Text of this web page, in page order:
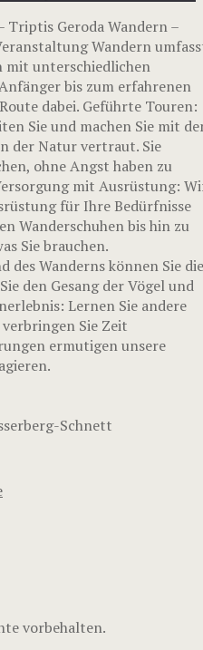
Triptis Geroda Wandern –
Wandern
mit unterschiedlichen
bis zum erfahrenen
dabei. Geführte Touren:
Sie und machen Sie mit
der Natur vertraut. Sie
ohne Angst haben zu
mit Ausrüstung:
für Ihre Bedürfnisse
Wanderschuhen bis hin zu
Sie brauchen.
des Wanderns können Sie die
den Gesang der Vögel und
Lernen Sie andere
Sie Zeit
ermutigen unsere
Schnett
vorbehalten.